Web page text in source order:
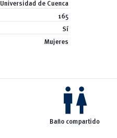
Universidad de Cuenca
165
Sí
Mujeres
wc
Baño compartido